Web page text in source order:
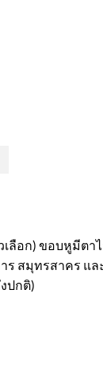
ลือก) ขอบหูมีตา
สมุทรสาคร แ
ปกติ)